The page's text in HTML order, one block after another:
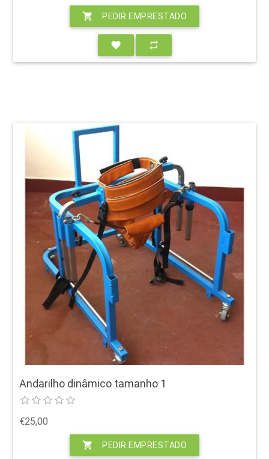
shopping_cart PEDIR EMPRESTADO
favorite repeat
Andarilho dinâmico tamanho 1
€25,00
shopping_cart PEDIR EMPRESTADO